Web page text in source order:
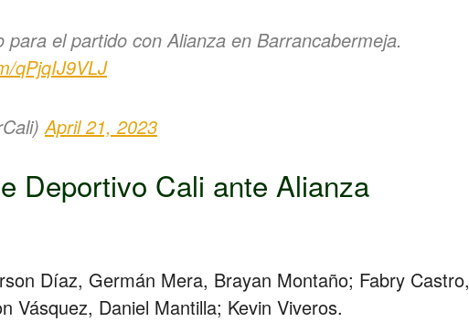
el partido con Alianza en Barrancabermeja.
qPjqIJ9VLJ
April 21, 2023
Deportivo Cali ante Alianza
Díaz, Germán Mera, Brayan Montaño; Fabry Castro,
Vásquez, Daniel Mantilla; Kevin Viveros.